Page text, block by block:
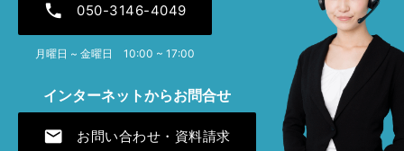
2024年7月 [1]
2023年12月 [1]
phone 050-3146-4049
月曜日 ~ 金曜日 10:00 ~ 17:00
インターネットからお問合せ
mail お問い合わせ・資料請求